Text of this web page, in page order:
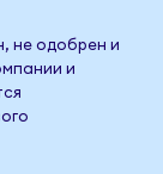
не одобрен и
и